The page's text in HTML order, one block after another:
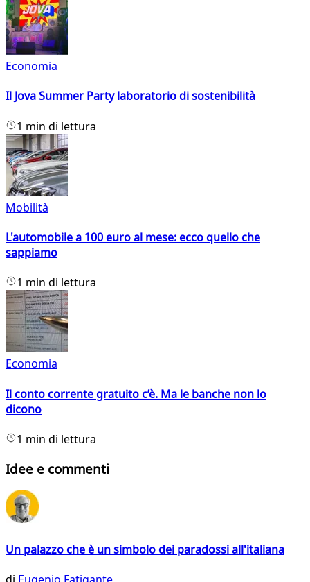
Economia
Il Jova Summer Party laboratorio di sostenibilità
1 min di lettura
Mobilità
L'automobile a 100 euro al mese: ecco quello che
sappiamo
1 min di lettura
Economia
Il conto corrente gratuito c’è. Ma le banche non lo
dicono
1 min di lettura
Idee e commenti
Un palazzo che è un simbolo dei paradossi all'italiana